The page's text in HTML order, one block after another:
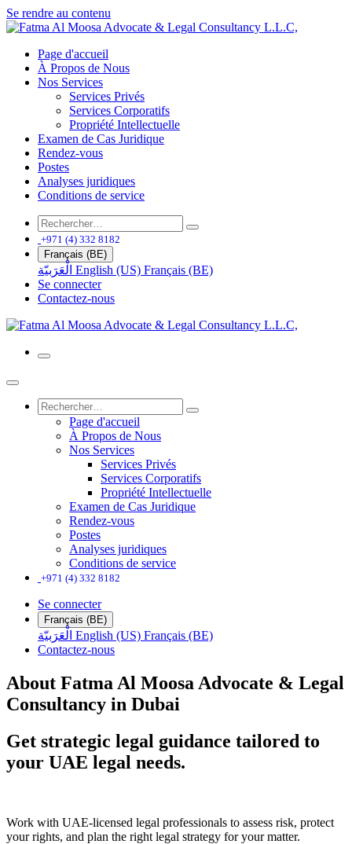
Se rendre au contenu
Page d'accueil
À Propos de Nous
Nos Services
Services Privés
Services Corporatifs
Propriété Intellectuelle
Examen de Cas Juridique
Rendez-vous
Postes
Analyses juridiques
Conditions de service
+971 (4) 332 8182
Français (BE)
الْعَرَبيّة English (US) Français (BE)
Se connecter
Contactez-nous
Page d'accueil
À Propos de Nous
Nos Services
Services Privés
Services Corporatifs
Propriété Intellectuelle
Examen de Cas Juridique
Rendez-vous
Postes
Analyses juridiques
Conditions de service
+971 (4) 332 8182
Se connecter
Français (BE)
الْعَرَبيّة English (US) Français (BE)
Contactez-nous
About Fatma Al Moosa Advocate & Legal
Consultancy in Dubai
Get strategic legal guidance tailored to
your UAE legal needs.
Work with UAE-licensed legal professionals to assess risk, protect
your rights, and plan the right legal strategy for your matter.